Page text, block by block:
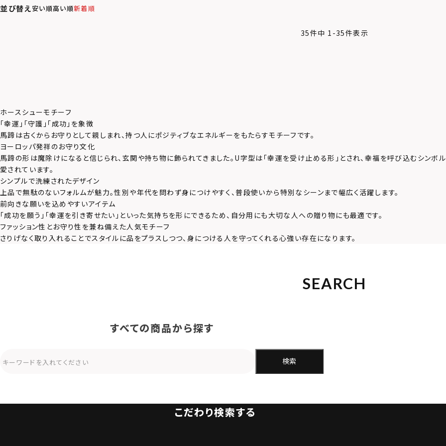
並び替え安い順高い順新着順
35件中 1 -35件表示
ホースシューモチーフ
「幸運」「守護」「成功」を象徴
馬蹄は古くからお守りとして親しまれ、持つ人にポジティブなエネルギーをもたらすモチーフです。
ヨーロッパ発祥のお守り文化
馬蹄の形は魔除けになると信じられ、玄関や持ち物に飾られてきました。U字型は「幸運を受け止める形」とされ、幸福を呼び込むシンボ
愛されています。
シンプルで洗練されたデザイン
上品で無駄のないフォルムが魅力。性別や年代を問わず身につけやすく、普段使いから特別なシーンまで幅広く活躍します。
前向きな願いを込めやすいアイテム
「成功を願う」「幸運を引き寄せたい」といった気持ちを形にできるため、自分用にも大切な人への贈り物にも最適です。
ファッション性とお守り性を兼ね備えた人気モチーフ
さりげなく取り入れることでスタイルに品をプラスしつつ、身につける人を守ってくれる心強い存在になります。
SEARCH
すべての商品から探す
検索
こだわり検索する